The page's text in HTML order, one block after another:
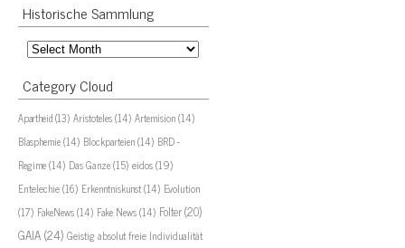
Historische Sammlung
Historische
Category Cloud
Apartheid(13) Aristoteles(14) Artemision(14)
Blasphemie(14) Blockparteien(14) BRD -
Regime(14) Das Ganze(15) eidos(19)
Entelechie(16) Erkenntniskunst(14) Evolution
(17) FakeNews(14) Fake News(14) Folter(20)
GAIA(24) Geistig absolut freie Individualität